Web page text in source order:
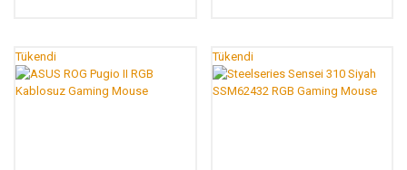
Tükendi Tükendi